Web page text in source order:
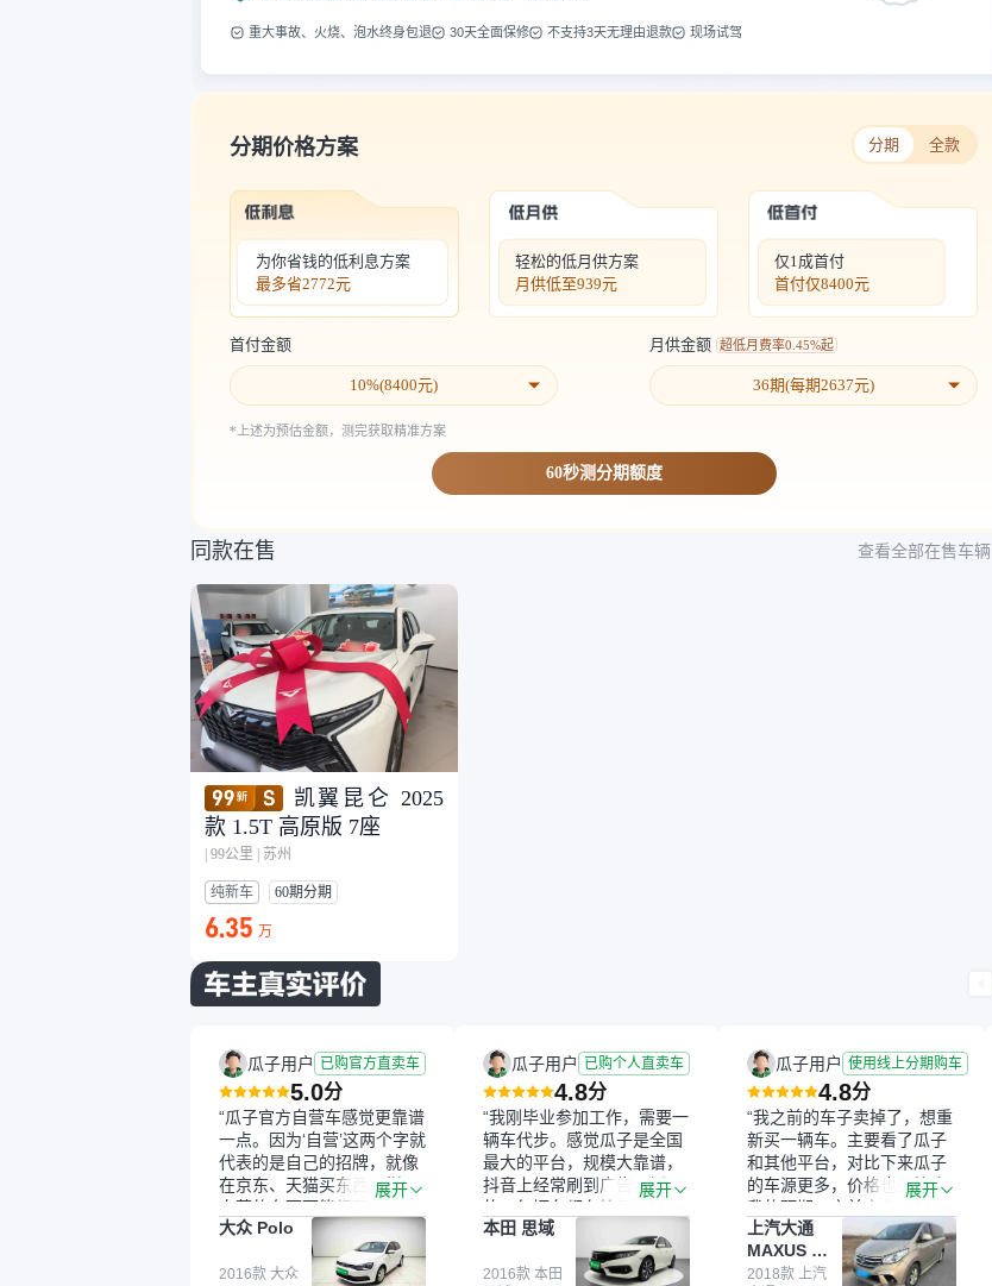
重大事故、火烧、泡水终身包退 30天全面保修 不支持3天无理由退款 现场试驾
分期价格方案 分期 全款
为你省钱的低利息方案
最多省2772元
轻松的低月供方案
月供低至939元
仅1成首付
首付仅8400元
首付金额
10%(8400元)
月供金额 超低月费率0.45%起
36期(每期2637元)
*上述为预估金额，测完获取精准方案
60秒测分期额度
同款在售 查看全部在售车辆
凯翼昆仑 2025
款 1.5T 高原版 7座
99公里 苏州
纯新车 60期分期
6.35 万
瓜子用户 已购官方直卖车
5.0分
“瓜子官方自营车感觉更靠谱
一点。因为‘自营’这两个字就
代表的是自己的招牌，就像
在京东、天猫买东西一样，
自营的东西可能都要好一
点。就是这种刻板印象吧。
一开始买二手车的时候，我
确实有担心过事故车、泡水
展开
大众 Polo
2016款 大众
瓜子用户 已购个人直卖车
4.8分
“我刚毕业参加工作，需要一
辆车代步。感觉瓜子是全国
最大的平台，规模大靠谱，
抖音上经常刷到广告，挺火
的。每辆车都有检测报告，
这个让我很放心。去外面买
车全凭卖家一张嘴，不敢
买。我买了本田思域，白
展开
本田 思域
2016款 本田
瓜子用户 使用线上分期购车
4.8分
“我之前的车子卖掉了，想重
新买一辆车。主要看了瓜子
和其他平台，对比下来瓜子
的车源更多，价格也更符合
我的预期。之前卖车来过瓜
子，虽然价格没谈成，但
APP一直留着。瓜子毕竟是
大平台，整体印象还好。我
展开
上汽大通
MAXUS 大
通G10
2018款 上汽